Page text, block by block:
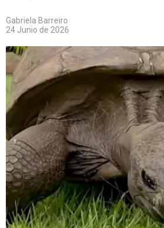
Gabriela Barreiro
24 Junio de 2026